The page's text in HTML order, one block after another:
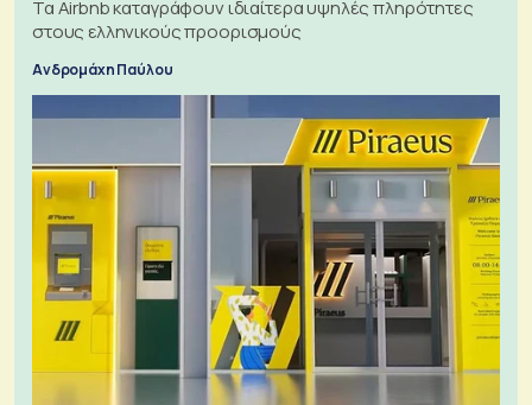
Τα Airbnb καταγράφουν ιδιαίτερα υψηλές πληρότητες
στους ελληνικούς προορισμούς
Ανδρομάχη Παύλου